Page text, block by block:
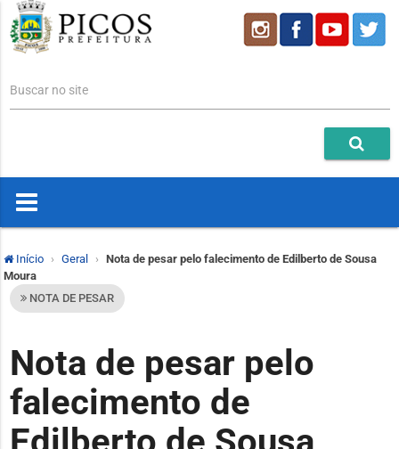
Buscar no site
Início Geral
Nota de pesar pelo falecimento de Edilberto de Sousa
Moura
NOTA DE PESAR
Nota de pesar pelo
falecimento de